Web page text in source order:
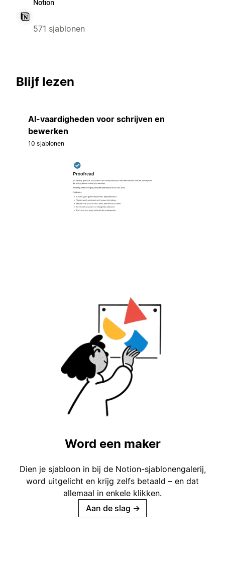
Notion
571 sjablonen
Blijf lezen
AI-vaardigheden voor schrijven en
bewerken
10 sjablonen
Word een maker
Dien je sjabloon in bij de Notion-sjablonengalerij,
word uitgelicht en krijg zelfs betaald – en dat
allemaal in enkele klikken.
Aan de slag →